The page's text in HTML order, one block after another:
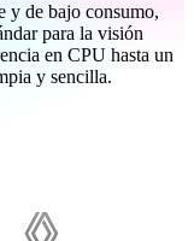
y de bajo consumo,
para la visión
en CPU hasta un
y sencilla.